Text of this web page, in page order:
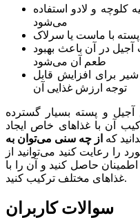
کلوچه و لادو استفاده
می‌شود
با ماست یا سرلاک
در آن باعث بهبود
طعم آن می‌شود
برای افزایش قابل
توجه ارزش غذایی آن
و پسته بسیار گسترده
آن با غذاهای خاص ایجاد
که از چه سنی می‌توان به
را رعایت کنید می‌توانید از
حاصل کنید و آن را با
غذاهای مختلف ترکیب کنید.
سوالات کاربران